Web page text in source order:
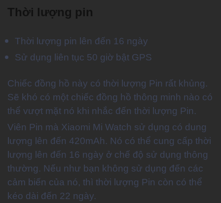
Thời lượng pin
Thời lượng pin lên đến 16 ngày
Sử dụng liên tục 50 giờ bật GPS
Chiếc đồng hồ này có thời lượng Pin rất khủng.
Sẽ khó có một chiếc đồng hồ thông minh nào có
thể vượt mặt nó khi nhắc đến thời lượng Pin.
Viên Pin mà Xiaomi Mi Watch sử dụng có dung
lượng lên đến 420mAh. Nó có thể cung cấp thời
lượng lên đến 16 ngày ở chế độ sử dụng thông
thường. Nếu như bạn không sử dụng đến các
cảm biến của nó, thì thời lượng Pin còn có thể
kéo dài đến 22 ngày.